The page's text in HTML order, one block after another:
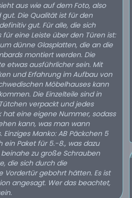
aus wie auf dem Foto, also
Die Qualität ist für den
gut. Für alle, die sich
für eine Leiste über den Türen ist:
dünne Glasplatten, die an die
montiert werden. Die
etwas ausführlicher sein. Mit
und Erfahrung im Aufbau von
Möbelhauses kann
Die Einzelteile sind in
verpackt und jedes
hat eine eigene Nummer, sodass
kann, was man wann
Manko: AB Päckchen 5
ein Paket für 5.-8., was dazu
zu große Schrauben
die sich durch die
Vordertür gebohrt hätten. Es ist
angesagt. Wer das beachtet,